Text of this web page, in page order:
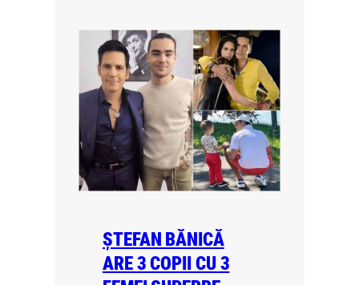
ȘTEFAN BĂNICĂ
ARE 3 COPII CU 3